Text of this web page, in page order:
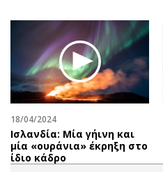
18/04/2024
Ισλανδία: Μία γήινη και
μία «ουράνια» έκρηξη στο
ίδιο κάδρο